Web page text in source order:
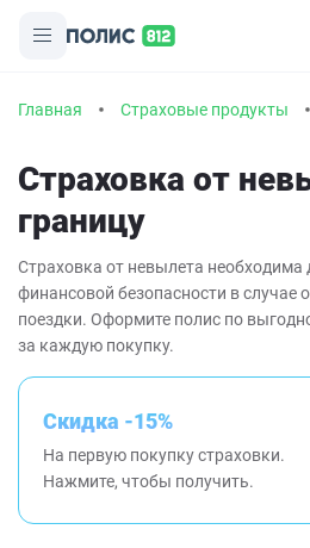
Главная Страховые продукты
Страховка от
границу
Страховка от невылета необходима
финансовой безопасности в случае
поездки. Оформите полис по
за каждую покупку.
Скидка -15%
На первую покупку страховки.
Нажмите, чтобы получить.